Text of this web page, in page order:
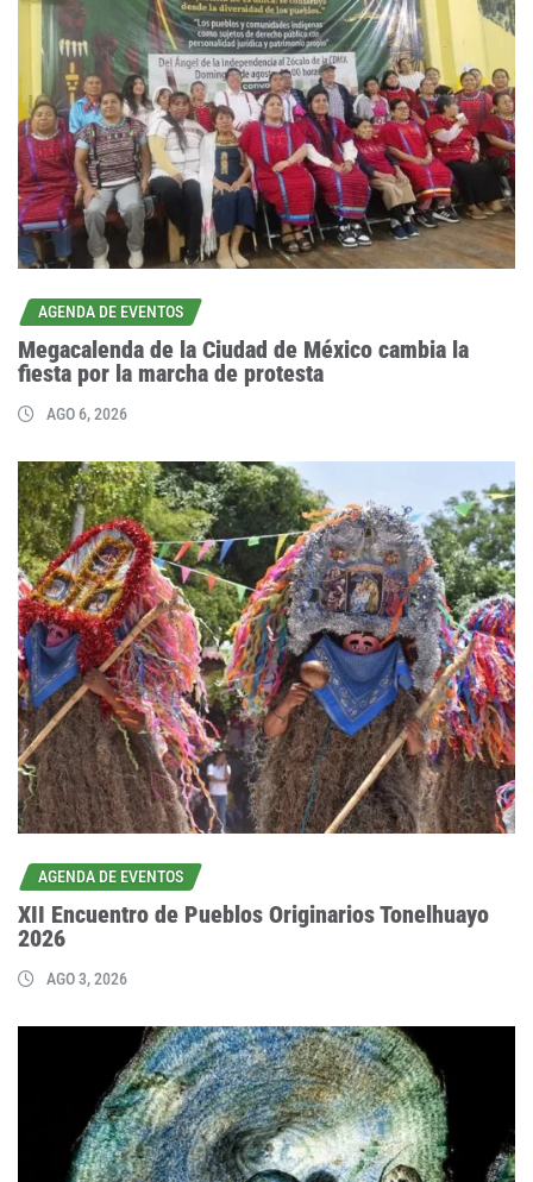
AGENDA DE EVENTOS
Megacalenda de la Ciudad de México cambia la
fiesta por la marcha de protesta
AGO 6, 2026
AGENDA DE EVENTOS
XII Encuentro de Pueblos Originarios Tonelhuayo
2026
AGO 3, 2026